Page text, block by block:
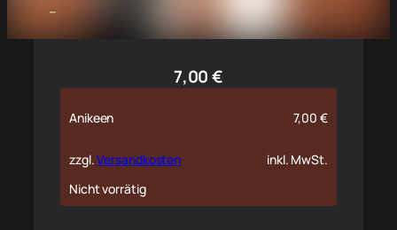
–
7,00€
Anikeen 7,00€
zzgl.Versandkosten
inkl. MwSt.
Nicht vorrätig